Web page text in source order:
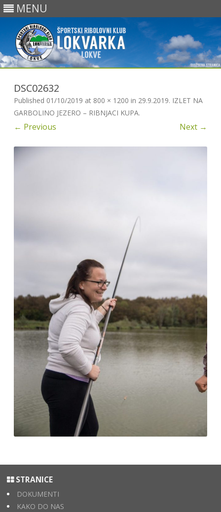
MENU
DSC02632
Published 01/10/2019 at 800 × 1200 in 29.9.2019. IZLET NA
GARBOLINO JEZERO – RIBNJACI KUPA.
← Previous Next →
STRANICE
DOKUMENTI
KAKO DO NAS